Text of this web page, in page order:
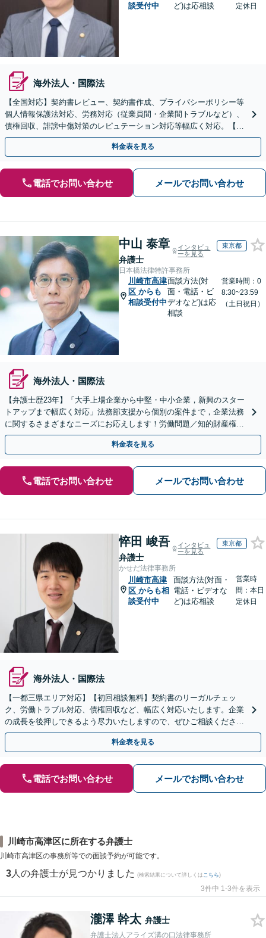
談受付中
ど)は応相談
定休日
海外法人・国際法
【全国対応】契約書レビュー、契約書作成、プライバシーポリシー等
個人情報保護法対応、労務対応（従業員間・企業間トラブルなど）、
債権回収、誹謗中傷対策のレピュテーション対応等幅広く対応。【安
心・明確な料金体系】【オンライン相談可】
料金表を見る
電話でお問い合わせ メールでお問い合わせ
中山 泰章
弁護士
インタビュ
ーを見る
東京都
日本橋法律特許事務所
川崎市高津
区 からも
相談受付中
面談方法(対
面・電話・ビ
デオなど)は応
相談
営業時間：0
8:30~23:59
（土日祝日）
海外法人・国際法
【弁護士歴23年】「大手上場企業から中堅・中小企業，新興のスター
トアップまで幅広く対応」法務部支援から個別の案件まで，企業法務
に関するさまざまなニーズにお応えします！労働問題／知的財産権の
保護／M&A／コンプライアンス体制の構築ほか
料金表を見る
電話でお問い合わせ メールでお問い合わせ
悴田 峻吾
弁護士
インタビュ
ーを見る
東京都
かせだ法律事務所
川崎市高津
区 からも相
談受付中
面談方法(対面・
電話・ビデオな
ど)は応相談
営業時
間：本日
定休日
海外法人・国際法
【一都三県エリア対応】【初回相談無料】契約書のリーガルチェッ
ク、労働トラブル対応、債権回収など、幅広く対応いたします。企業
の成長を後押しできるよう尽力いたしますので、ぜひご相談くださ
い。【電話相談可】【WEB面談可】【休日面談可】
料金表を見る
電話でお問い合わせ メールでお問い合わせ
川崎市高津区に所在する弁護士
川崎市高津区の事務所等での面談予約が可能です。
3 人の弁護士が見つかりました (検索結果について詳しくは こちら)
3件中 1-3件を表示
瀧澤 幹太 弁護士
弁護士法人アライズ溝の口法律事務所